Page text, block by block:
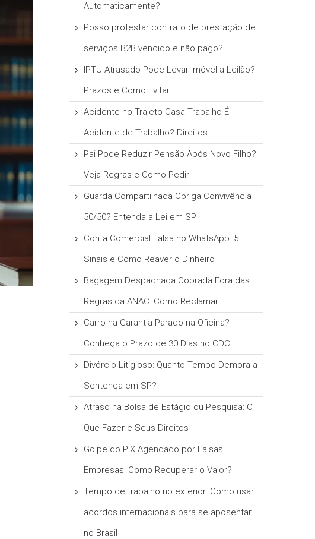
Automaticamente?
Posso protestar contrato de prestação de
serviços B2B vencido e não pago?
IPTU Atrasado Pode Levar Imóvel a Leilão?
Prazos e Como Evitar
Acidente no Trajeto Casa-Trabalho É
Acidente de Trabalho? Direitos
Pai Pode Reduzir Pensão Após Novo Filho?
Veja Regras e Como Pedir
Guarda Compartilhada Obriga Convivência
50/50? Entenda a Lei em SP
Conta Comercial Falsa no WhatsApp: 5
Sinais e Como Reaver o Dinheiro
Bagagem Despachada Cobrada Fora das
Regras da ANAC: Como Reclamar
Carro na Garantia Parado na Oficina?
Conheça o Prazo de 30 Dias no CDC
Divórcio Litigioso: Quanto Tempo Demora a
Sentença em SP?
Atraso na Bolsa de Estágio ou Pesquisa: O
Que Fazer e Seus Direitos
Golpe do PIX Agendado por Falsas
Empresas: Como Recuperar o Valor?
Tempo de trabalho no exterior: Como usar
acordos internacionais para se aposentar
no Brasil